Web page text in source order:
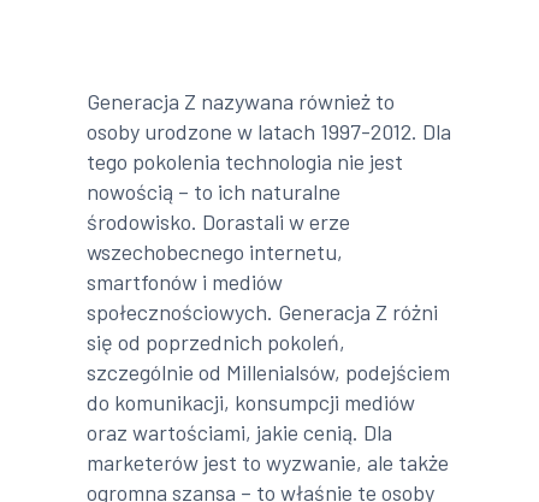
Generacja Z nazywana również to
osoby urodzone w latach 1997-2012. Dla
tego pokolenia technologia nie jest
nowością – to ich naturalne
środowisko. Dorastali w erze
wszechobecnego internetu,
smartfonów i mediów
społecznościowych. Generacja Z różni
się od poprzednich pokoleń,
szczególnie od Millenialsów, podejściem
do komunikacji, konsumpcji mediów
oraz wartościami, jakie cenią. Dla
marketerów jest to wyzwanie, ale także
ogromna szansa – to właśnie te osoby